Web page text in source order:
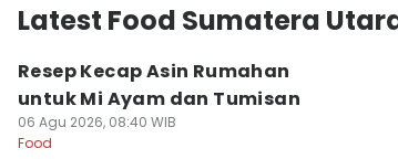
Latest Food Sumatera
Resep Kecap Asin Rumahan
untuk Mi Ayam dan Tumisan
06 Agu 2026, 08:40 WIB
Food